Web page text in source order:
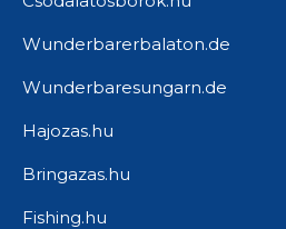
Wunderbarerbalaton.de
Wunderbaresungarn.de
Hajozas.hu
Bringazas.hu
Fishing.hu